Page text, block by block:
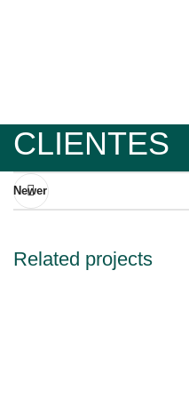
CLIENTES
Newer
Related projects